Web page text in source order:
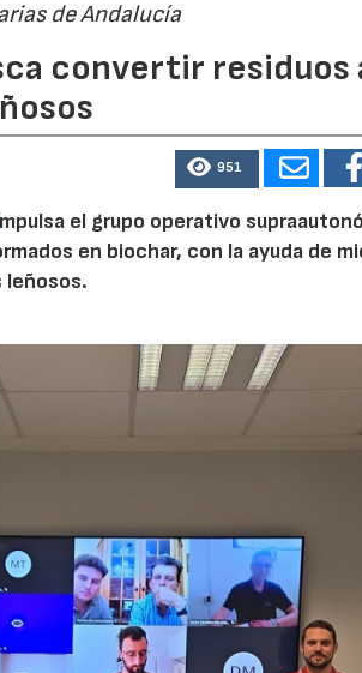
de Andalucía
convertir residuos
951
el grupo operativo
en biochar, con la ayuda de
leñosos.
23/07/2026